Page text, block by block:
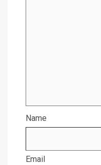
Name
Email